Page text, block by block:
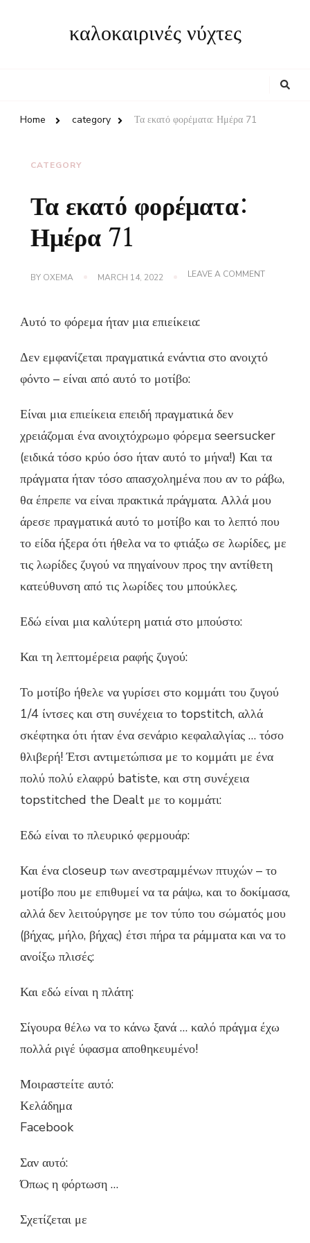
καλοκαιρινές νύχτες
Home category Τα εκατό φορέματα: Ημέρα 71
CATEGORY
Τα εκατό φορέματα:
Ημέρα 71
BY OXEMA MARCH 14, 2022 LEAVE A COMMENTON
Αυτό το φόρεμα ήταν μια επιείκεια:
Δεν εμφανίζεται πραγματικά ενάντια στο ανοιχτό
φόντο – είναι από αυτό το μοτίβο:
Είναι μια επιείκεια επειδή πραγματικά δεν
χρειάζομαι ένα ανοιχτόχρωμο φόρεμα seersucker
(ειδικά τόσο κρύο όσο ήταν αυτό το μήνα!) Και τα
πράγματα ήταν τόσο απασχολημένα που αν το ράβω,
θα έπρεπε να είναι πρακτικά πράγματα. Αλλά μου
άρεσε πραγματικά αυτό το μοτίβο και το λεπτό που
το είδα ήξερα ότι ήθελα να το φτιάξω σε λωρίδες, με
τις λωρίδες ζυγού να πηγαίνουν προς την αντίθετη
κατεύθυνση από τις λωρίδες του μπούκλες.
Εδώ είναι μια καλύτερη ματιά στο μπούστο:
Και τη λεπτομέρεια ραφής ζυγού:
Το μοτίβο ήθελε να γυρίσει στο κομμάτι του ζυγού
1/4 ίντσες και στη συνέχεια το topstitch, αλλά
σκέφτηκα ότι ήταν ένα σενάριο κεφαλαλγίας … τόσο
θλιβερή! Έτσι αντιμετώπισα με το κομμάτι με ένα
πολύ πολύ ελαφρύ batiste, και στη συνέχεια
topstitched the Dealt με το κομμάτι:
Εδώ είναι το πλευρικό φερμουάρ:
Και ένα closeup των ανεστραμμένων πτυχών – το
μοτίβο που με επιθυμεί να τα ράψω, και το δοκίμασα,
αλλά δεν λειτούργησε με τον τύπο του σώματός μου
(βήχας, μήλο, βήχας) έτσι πήρα τα ράμματα και να το
ανοίξω πλισές:
Και εδώ είναι η πλάτη:
Σίγουρα θέλω να το κάνω ξανά … καλό πράγμα έχω
πολλά ριγέ ύφασμα αποθηκευμένο!
Μοιραστείτε αυτό:
Κελάδημα
Facebook
Σαν αυτό:
Όπως η φόρτωση …
Σχετίζεται με